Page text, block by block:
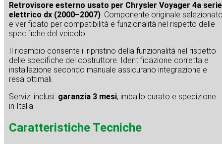
Retrovisore esterno usato per Chrysler Voyager 4a serie
elettrico dx (2000–2007). Componente originale
e verificato per compatibilità e funzionalità nel rispetto delle
specifiche del veicolo.
Il ricambio consente il ripristino della funzionalità nel rispetto
delle specifiche del costruttore. Identificazione corretta e
installazione secondo manuale assicurano integrazione e
resa ottimali.
Servizi inclusi: garanzia 3 mesi, imballo curato e spedizione
in Italia.
Caratteristiche Tecniche